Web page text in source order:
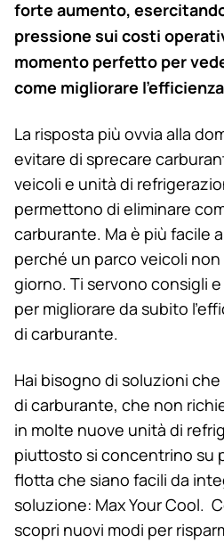
forte aumento,
pressione sui costi
momento perfetto per
come migliorare
La risposta più ovvia alla
evitare di sprecare
veicoli e unità di
permettono di eliminare
carburante. Ma è più facile
perché un parco veicoli non
giorno. Ti servono consigli
per migliorare da subito
di carburante.
Hai bisogno di soluzioni
di carburante, che non
in molte nuove unità di
piuttosto si concentrino su
flotta che siano facili da
soluzione: Max Your Cool.
scopri nuovi modi per